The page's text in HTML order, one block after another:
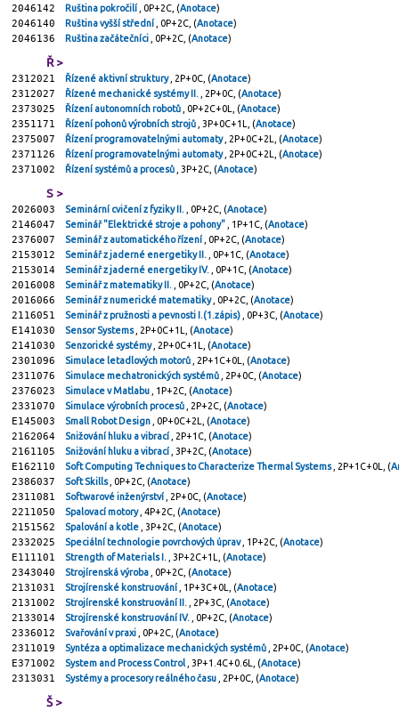
2046142 Ruština pokročilí , 0P+2C, (Anotace)
2046140 Ruština vyšší střední , 0P+2C, (Anotace)
2046136 Ruština začátečníci , 0P+2C, (Anotace)
Ř >
2312021 Řízené aktivní struktury , 2P+0C, (Anotace)
2312027 Řízené mechanické systémy II. , 2P+0C, (Anotace)
2373025 Řízení autonomních robotů , 0P+2C+0L, (Anotace)
2351171 Řízení pohonů výrobních strojů , 3P+0C+1L, (Anotace)
2375007 Řízení programovatelnými automaty , 2P+0C+2L, (Anotace)
2371126 Řízení programovatelnými automaty , 2P+0C+2L, (Anotace)
2371002 Řízení systémů a procesů , 3P+2C, (Anotace)
S >
2026003 Seminární cvičení z fyziky II. , 0P+2C, (Anotace)
2146047 Seminář "Elektrické stroje a pohony" , 1P+1C, (Anotace)
2376007 Seminář z automatického řízení , 0P+2C, (Anotace)
2153012 Seminář z jaderné energetiky II. , 0P+1C, (Anotace)
2153014 Seminář z jaderné energetiky IV. , 0P+1C, (Anotace)
2016008 Seminář z matematiky II. , 0P+2C, (Anotace)
2016066 Seminář z numerické matematiky , 0P+2C, (Anotace)
2116051 Seminář z pružnosti a pevnosti I.(1.zápis) , 0P+3C, (Anotace)
E141030 Sensor Systems , 2P+0C+1L, (Anotace)
2141030 Senzorické systémy , 2P+0C+1L, (Anotace)
2301096 Simulace letadlových motorů , 2P+1C+0L, (Anotace)
2311076 Simulace mechatronických systémů , 2P+0C, (Anotace)
2376023 Simulace v Matlabu , 1P+2C, (Anotace)
2331070 Simulace výrobních procesů , 2P+2C, (Anotace)
E145003 Small Robot Design , 0P+0C+2L, (Anotace)
2162064 Snižování hluku a vibrací , 2P+1C, (Anotace)
2161105 Snižování hluku a vibrací , 3P+2C, (Anotace)
E162110 Soft Computing Techniques to Characterize Thermal Systems , 2P+1C+0L, (
2386037 Soft Skills , 0P+2C, (Anotace)
2311081 Softwarové inženýrství , 2P+0C, (Anotace)
2211050 Spalovací motory , 4P+2C, (Anotace)
2151562 Spalování a kotle , 3P+2C, (Anotace)
2332025 Speciální technologie povrchových úprav , 1P+2C, (Anotace)
E111101 Strength of Materials I. , 3P+2C+1L, (Anotace)
2343040 Strojírenská výroba , 0P+2C, (Anotace)
2131031 Strojírenské konstruování , 1P+3C+0L, (Anotace)
2131002 Strojírenské konstruování II. , 2P+3C, (Anotace)
2133014 Strojírenské konstruování IV. , 0P+2C, (Anotace)
2336012 Svařování v praxi , 0P+2C, (Anotace)
2311019 Syntéza a optimalizace mechanických systémů , 2P+0C, (Anotace)
E371002 System and Process Control , 3P+1.4C+0.6L, (Anotace)
2313031 Systémy a procesory reálného času , 2P+0C, (Anotace)
Š >